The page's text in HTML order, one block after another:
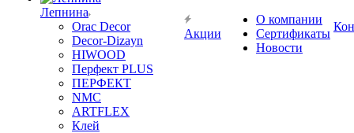
Лепнина
Orac Decor
Decor-Dizayn
HIWOOD
Перфект PLUS
ПЕРФЕКТ
NMC
ARTFLEX
Клей
Акции
О компании
Сертификаты
Новости